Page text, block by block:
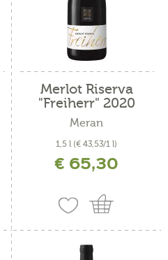
Merlot Riserva
"Freiherr" 2020
Meran
1,5 l (€ 43,53/1 l)
inkl. MwSt. zzgl. Versandkosten
€ 65,30